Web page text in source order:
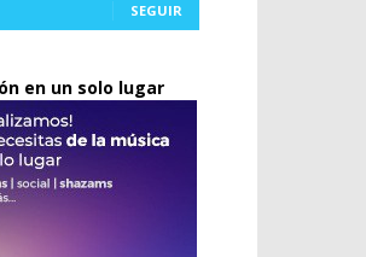
SEGUIR
en un solo lugar